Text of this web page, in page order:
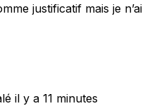
justificatif mais je n’ai
il y a 11 minutes